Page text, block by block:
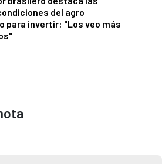
del agro
para invertir: "Los veo más